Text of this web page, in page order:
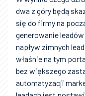
dwa z góry będą
się do firmy na
generowanie
napływ zimnych
właśnie na tym
bez większego
automatyzacji